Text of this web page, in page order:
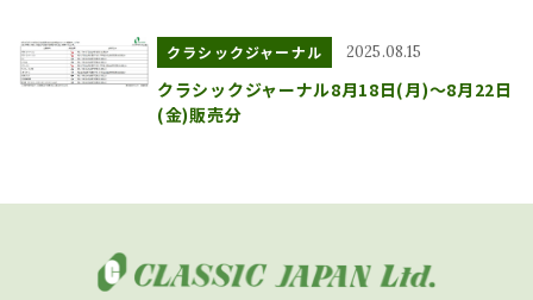
クラシックジャーナル 2025.08.15
クラシックジャーナル8月18日(月)～8月22日
(金)販売分